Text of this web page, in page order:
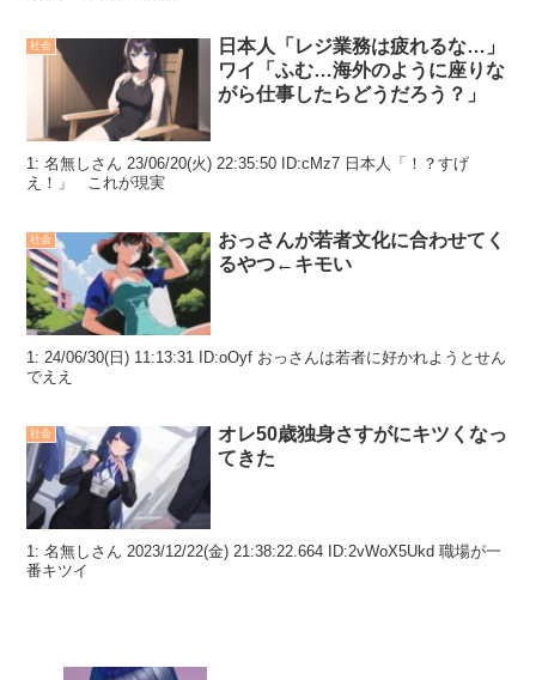
社会
日本人「レジ業務は疲れるな…」
ワイ「ふむ…海外のように座りな
がら仕事したらどうだろう？」
1: 名無しさん 23/06/20(火) 22:35:50 ID:cMz7 日本人「！？すげ
え！」 これが現実
社会
おっさんが若者文化に合わせてく
るやつ←キモい
1: 24/06/30(日) 11:13:31 ID:oOyf おっさんは若者に好かれようとせん
でええ
社会
オレ50歳独身さすがにキツくなっ
てきた
1: 名無しさん 2023/12/22(金) 21:38:22.664 ID:2vWoX5Ukd 職場が一
番キツイ